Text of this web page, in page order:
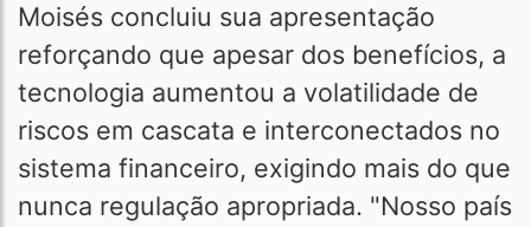
Moisés concluiu sua apresentação
reforçando que apesar dos benefícios, a
tecnologia aumentou a volatilidade de
riscos em cascata e interconectados no
sistema financeiro, exigindo mais do que
nunca regulação apropriada. "Nosso país